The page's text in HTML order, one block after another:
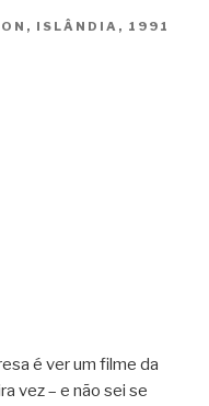
ISLÂNDIA, 1991
é ver um filme da
vez – e não sei se